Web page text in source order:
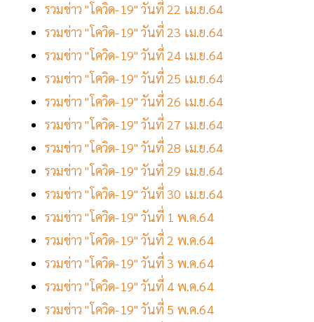
รวมข่าว "โควิด-19" วันที่ 22 เม.ย.64
รวมข่าว "โควิด-19" วันที่ 23 เม.ย.64
รวมข่าว "โควิด-19" วันที่ 24 เม.ย.64
รวมข่าว "โควิด-19" วันที่ 25 เม.ย.64
รวมข่าว "โควิด-19" วันที่ 26 เม.ย.64
รวมข่าว "โควิด-19" วันที่ 27 เม.ย.64
รวมข่าว "โควิด-19" วันที่ 28 เม.ย.64
รวมข่าว "โควิด-19" วันที่ 29 เม.ย.64
รวมข่าว "โควิด-19" วันที่ 30 เม.ย.64
รวมข่าว "โควิด-19" วันที่ 1 พ.ค.64
รวมข่าว "โควิด-19" วันที่ 2 พ.ค.64
รวมข่าว "โควิด-19" วันที่ 3 พ.ค.64
รวมข่าว "โควิด-19" วันที่ 4 พ.ค.64
รวมข่าว "โควิด-19" วันที่ 5 พ.ค.64